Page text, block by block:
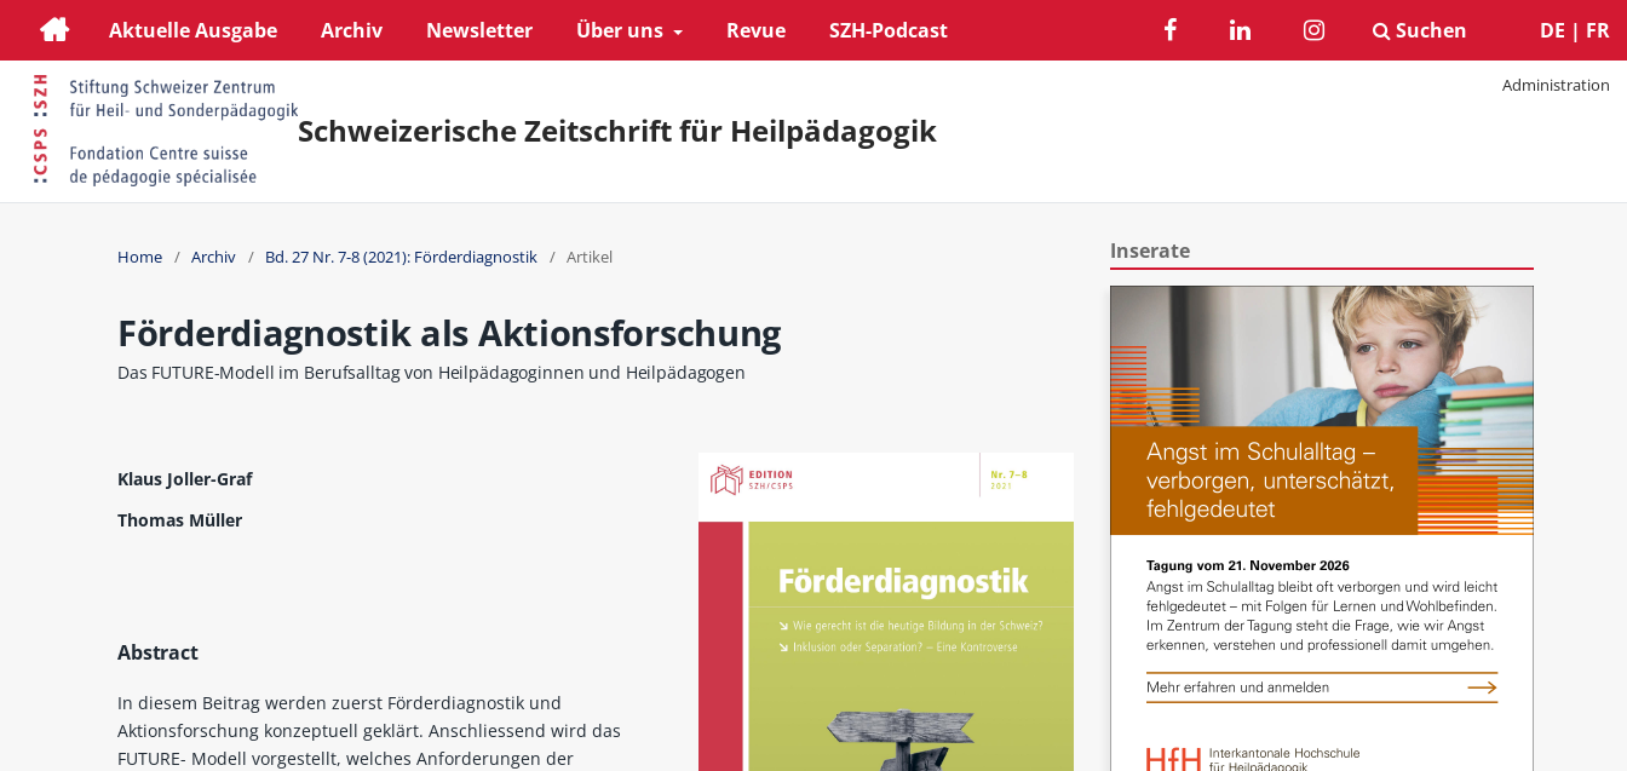
Aktuelle Ausgabe Archiv Newsletter Über uns Revue SZH-Podcast
Administration
DE | FR
Suchen
Schweizerische Zeitschrift für Heilpädagogik
Home / Archiv / Bd. 27 Nr. 7-8 (2021): Förderdiagnostik / Artikel
Förderdiagnostik als Aktionsforschung
Das FUTURE-Modell im Berufsalltag von Heilpädagoginnen und Heilpädagogen
Klaus Joller-Graf
Thomas Müller
Abstract
In diesem Beitrag werden zuerst Förderdiagnostik und
Aktionsforschung konzeptuell geklärt. Anschliessend wird das
FUTURE- Modell vorgestellt, welches Anforderungen der
Inserate